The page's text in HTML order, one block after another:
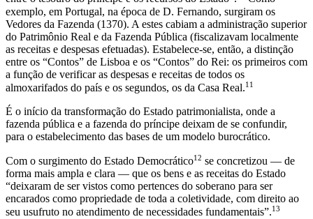
exemplo, em Portugal, na época de D. Fernando, surgiram os
Vedores da Fazenda (1370). A estes cabiam a administração superior
do Patrimônio Real e da Fazenda Pública (fiscalizavam localmente
as receitas e despesas efetuadas). Estabelece-se, então, a distinção
entre os “Contos” de Lisboa e os “Contos” do Rei: os primeiros com
a função de verificar as despesas e receitas de todos os
almoxarifados do país e os segundos, os da Casa Real.11
É o início da transformação do Estado patrimonialista, onde a
fazenda pública e a fazenda do príncipe deixam de se confundir,
para o estabelecimento das bases de um modelo burocrático.
Com o surgimento do Estado Democrático12 se concretizou — de
forma mais ampla e clara — que os bens e as receitas do Estado
“deixaram de ser vistos como pertences do soberano para ser
encarados como propriedade de toda a coletividade, com direito ao
seu usufruto no atendimento de necessidades fundamentais”.13